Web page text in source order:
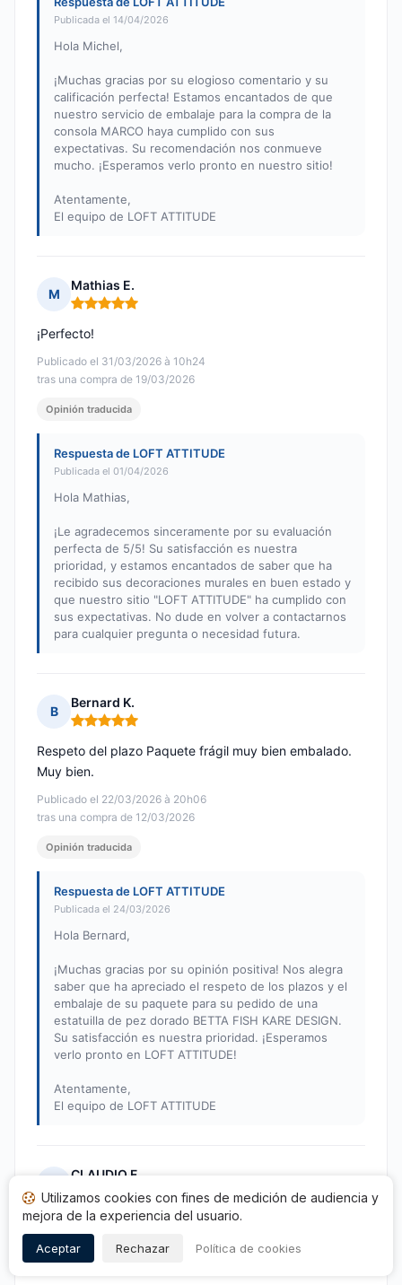
Publicada el 14/04/2026
Hola Michel,
¡Muchas gracias por su elogioso comentario y su
calificación perfecta! Estamos encantados de que
nuestro servicio de embalaje para la compra de la
consola MARCO haya cumplido con sus
expectativas. Su recomendación nos conmueve
mucho. ¡Esperamos verlo pronto en nuestro sitio!
Atentamente,
El equipo de LOFT ATTITUDE
M
Mathias E.
Nota: 5 de 5
Publicado el 31/03/2026 à 10h24
tras una compra de 19/03/2026
¡Perfecto!
Opinión traducida
Respuesta de LOFT ATTITUDE
Publicada el 01/04/2026
Hola Mathias,
¡Le agradecemos sinceramente por su evaluación
perfecta de 5/5! Su satisfacción es nuestra
prioridad, y estamos encantados de saber que ha
recibido sus decoraciones murales en buen estado y
que nuestro sitio "LOFT ATTITUDE" ha cumplido con
sus expectativas. No dude en volver a contactarnos
para cualquier pregunta o necesidad futura.
B
Bernard K.
Nota: 5 de 5
Publicado el 22/03/2026 à 20h06
tras una compra de 12/03/2026
Respeto del plazo Paquete frágil muy bien embalado.
Muy bien.
Opinión traducida
Respuesta de LOFT ATTITUDE
Publicada el 24/03/2026
Hola Bernard,
¡Muchas gracias por su opinión positiva! Nos alegra
saber que ha apreciado el respeto de los plazos y el
embalaje de su paquete para su pedido de una
estatuilla de pez dorado BETTA FISH KARE DESIGN.
Su satisfacción es nuestra prioridad. ¡Esperamos
verlo pronto en LOFT ATTITUDE!
Atentamente,
El equipo de LOFT ATTITUDE
CLAUDIO F.
Nota: 5 de 5
Publicado el 16/03/2026 à 12h49
Excelente producto empaquetado con atención.
Utilizamos cookies con fines de medición de audiencia y
mejora de la experiencia del usuario.
Aceptar Rechazar Política de cookies